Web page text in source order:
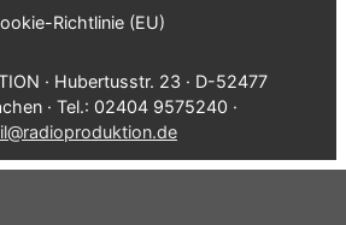
Richtlinie (EU)
· Hubertusstr. 23 · D-52477
· Tel.: 02404 9575240 ·